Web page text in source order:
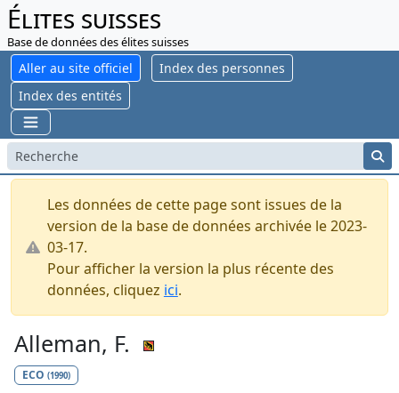
Élites suisses
Base de données des élites suisses
Aller au site officiel
Index des personnes
Index des entités
Les données de cette page sont issues de la
version de la base de données archivée le 2023-
03-17.
Pour afficher la version la plus récente des
données, cliquez ici.
Alleman, F.
ECO (1990)